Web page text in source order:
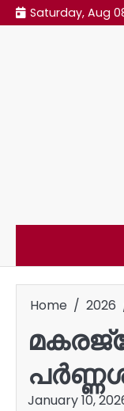
Skip
to
Saturday, Aug
Home 2026
January 10,